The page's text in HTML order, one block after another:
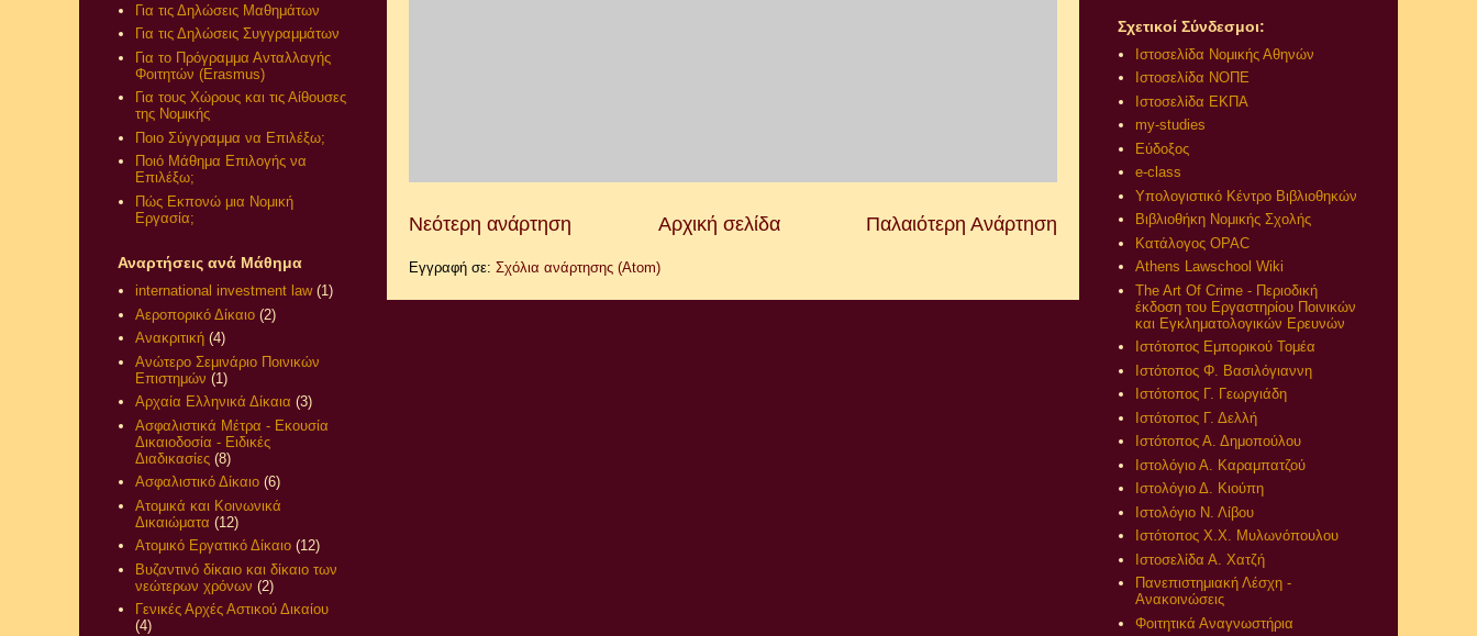
Νεότερη ανάρτηση Παλαιότερη Ανάρτηση
Αρχική σελίδα
Εγγραφή σε: Σχόλια ανάρτησης (Atom)
Για τις Δηλώσεις Μαθημάτων
Για τις Δηλώσεις Συγγραμμάτων
Για το Πρόγραμμα Ανταλλαγής
Φοιτητών (Erasmus)
Για τους Χώρους και τις Αίθουσες
της Νομικής
Ποιο Σύγγραμμα να Επιλέξω;
Ποιό Μάθημα Επιλογής να
Επιλέξω;
Πώς Εκπονώ μια Νομική
Εργασία;
Αναρτήσεις ανά Μάθημα
international investment law (1)
Αεροπορικό Δίκαιο (2)
Ανακριτική (4)
Ανώτερο Σεμινάριο Ποινικών
Επιστημών (1)
Αρχαία Ελληνικά Δίκαια (3)
Ασφαλιστικά Μέτρα - Εκουσία
Δικαιοδοσία - Ειδικές
Διαδικασίες (8)
Ασφαλιστικό Δίκαιο (6)
Ατομικά και Κοινωνικά
Δικαιώματα (12)
Ατομικό Εργατικό Δίκαιο (12)
Βυζαντινό δίκαιο και δίκαιο των
νεώτερων χρόνων (2)
Γενικές Αρχές Αστικού Δικαίου
(4)
Σχετικοί Σύνδεσμοι:
Ιστοσελίδα Νομικής Αθηνών
Ιστοσελίδα ΝΟΠΕ
Ιστοσελίδα ΕΚΠΑ
my-studies
Εύδοξος
e-class
Υπολογιστικό Κέντρο Βιβλιοθηκών
Βιβλιοθήκη Νομικής Σχολής
Κατάλογος OPAC
Athens Lawschool Wiki
The Art Of Crime - Περιοδική
έκδοση του Εργαστηρίου Ποινικών
και Εγκληματολογικών Ερευνών
Ιστότοπος Εμπορικού Τομέα
Ιστότοπος Φ. Βασιλόγιαννη
Ιστότοπος Γ. Γεωργιάδη
Ιστότοπος Γ. Δελλή
Ιστότοπος Α. Δημοπούλου
Ιστολόγιο Α. Καραμπατζού
Ιστολόγιο Δ. Κιούπη
Ιστολόγιο Ν. Λίβου
Ιστότοπος Χ.Χ. Μυλωνόπουλου
Ιστοσελίδα Α. Χατζή
Πανεπιστημιακή Λέσχη -
Ανακοινώσεις
Φοιτητικά Αναγνωστήρια